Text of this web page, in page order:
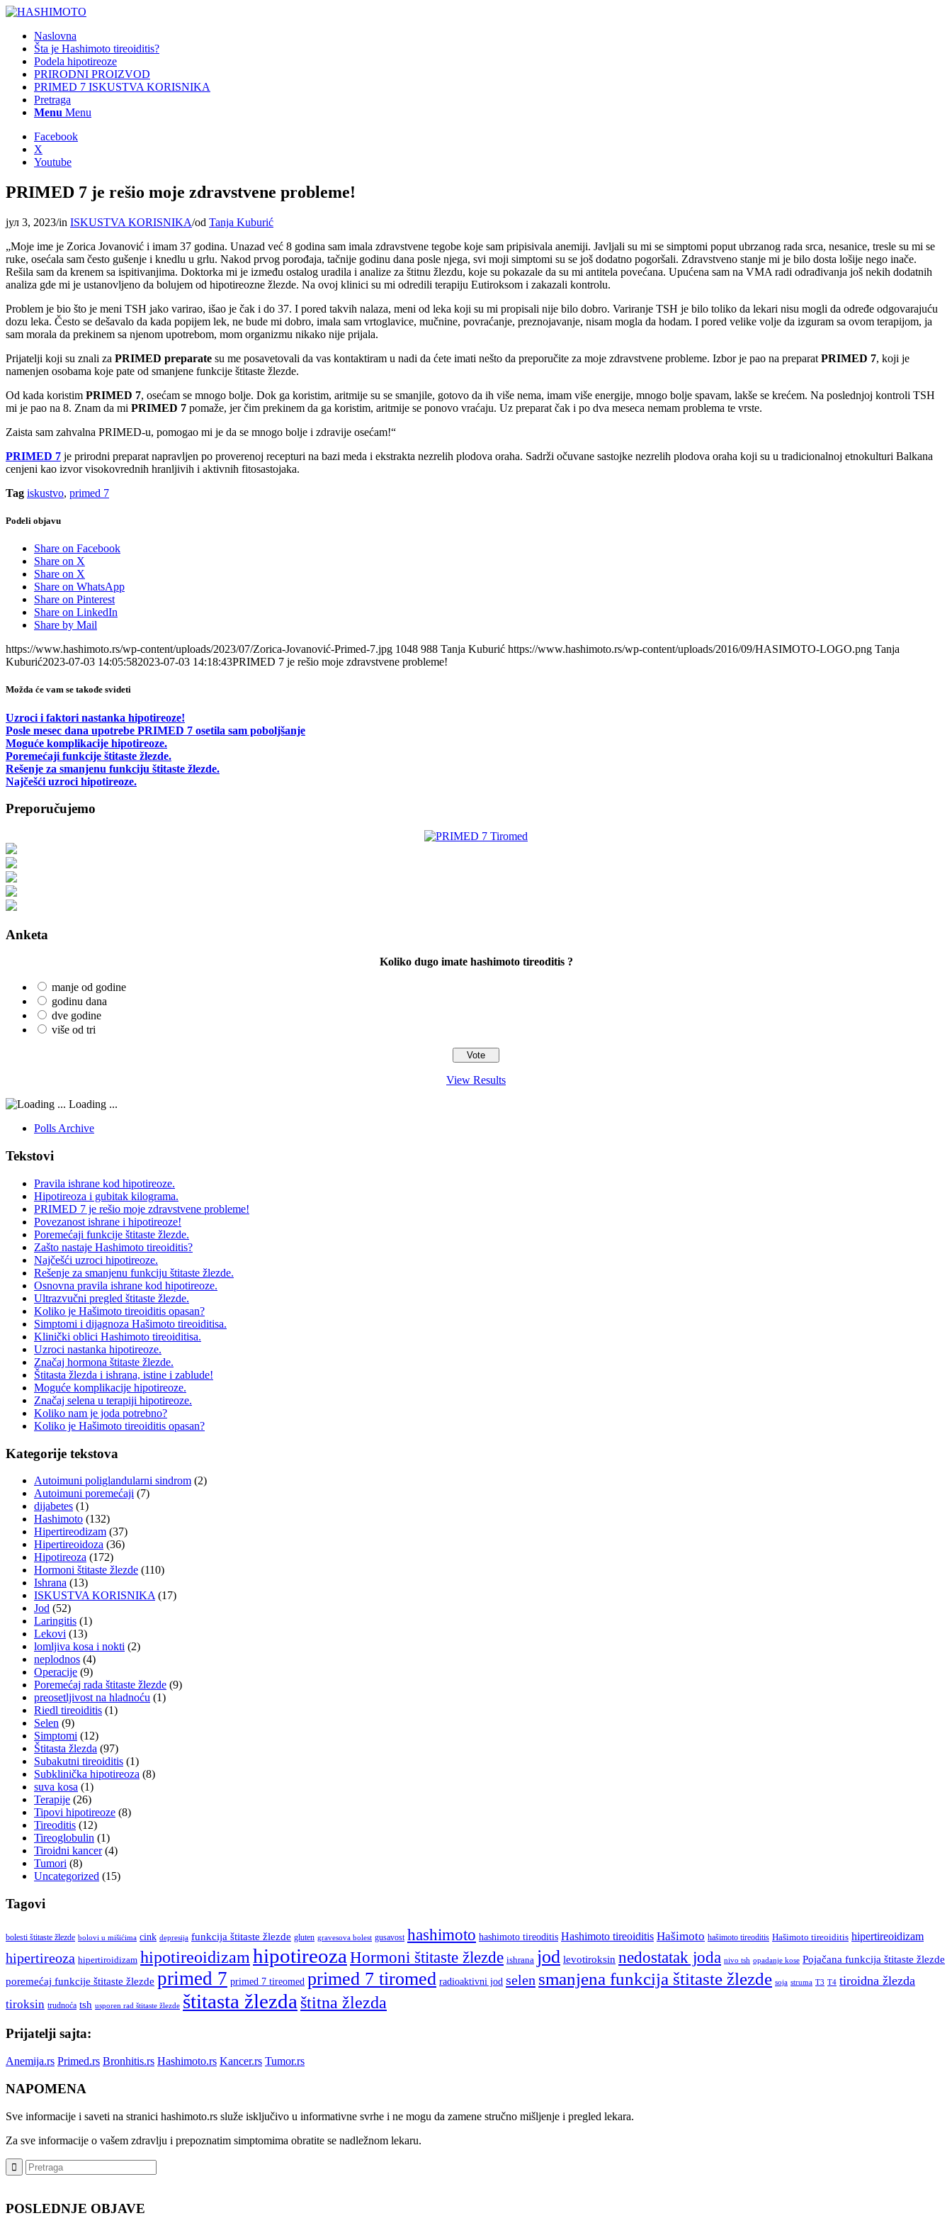
Naslovna
Šta je Hashimoto tireoiditis?
Podela hipotireoze
PRIRODNI PROIZVOD
PRIMED 7 ISKUSTVA KORISNIKA
Pretraga
Menu Menu
Facebook
X
Youtube
PRIMED 7 je rešio moje zdravstvene probleme!
јул 3, 2023/in ISKUSTVA KORISNIKA/od Tanja Kuburić
„Moje ime je Zorica Jovanović i imam 37 godina. Unazad već 8 godina sam imala zdravstvene tegobe koje sam pripisivala anemiji. Javljali su mi se simptomi poput ubrzanog rada srca, nesanice, tresle su mi se
ruke, osećala sam često gušenje i knedlu u grlu. Nakod prvog porođaja, tačnije godinu dana posle njega, svi moji simptomi su se još dodatno pogoršali. Zdravstveno stanje mi je bilo dosta lošije nego inače.
Rešila sam da krenem sa ispitivanjima. Doktorka mi je između ostalog uradila i analize za štitnu žlezdu, koje su pokazale da su mi antitela povećana. Upućena sam na VMA radi odrađivanja još nekih dodatnih
analiza gde mi je ustanovljeno da bolujem od hipotireozne žlezde. Na ovoj klinici su mi odredili terapiju Eutiroksom i zakazali kontrolu.
Problem je bio što je meni TSH jako varirao, išao je čak i do 37. I pored takvih nalaza, meni od leka koji su mi propisali nije bilo dobro. Variranje TSH je bilo toliko da lekari nisu mogli da određe odgovarajuću
dozu leka. Često se dešavalo da kada popijem lek, ne bude mi dobro, imala sam vrtoglavice, mučnine, povraćanje, preznojavanje, nisam mogla da hodam. I pored velike volje da izguram sa ovom terapijom, ja
sam morala da prekinem sa njenom upotrebom, mom organizmu nikako nije prijala.
Prijatelji koji su znali za PRIMED preparate su me posavetovali da vas kontaktiram u nadi da ćete imati nešto da preporučite za moje zdravstvene probleme. Izbor je pao na preparat PRIMED 7, koji je
namenjen osobama koje pate od smanjene funkcije štitaste žlezde.
Od kada koristim PRIMED 7, osećam se mnogo bolje. Dok ga koristim, aritmije su se smanjile, gotovo da ih više nema, imam više energije, mnogo bolje spavam, lakše se krećem. Na poslednjoj kontroli TSH
mi je pao na 8. Znam da mi PRIMED 7 pomaže, jer čim prekinem da ga koristim, aritmije se ponovo vraćaju. Uz preparat čak i po dva meseca nemam problema te vrste.
Zaista sam zahvalna PRIMED-u, pomogao mi je da se mnogo bolje i zdravije osećam!“
PRIMED 7 je prirodni preparat napravljen po proverenoj recepturi na bazi meda i ekstrakta nezrelih plodova oraha. Sadrži očuvane sastojke nezrelih plodova oraha koji su u tradicionalnoj etnokulturi Balkana
cenjeni kao izvor visokovrednih hranljivih i aktivnih fitosastojaka.
Tag iskustvo, primed 7
Podeli objavu
Share on Facebook
Share on X
Share on X
Share on WhatsApp
Share on Pinterest
Share on LinkedIn
Share by Mail
https://www.hashimoto.rs/wp-content/uploads/2023/07/Zorica-Jovanović-Primed-7.jpg 1048 988 Tanja Kuburić https://www.hashimoto.rs/wp-content/uploads/2016/09/HASIMOTO-LOGO.png Tanja
Kuburić2023-07-03 14:05:582023-07-03 14:18:43PRIMED 7 je rešio moje zdravstvene probleme!
Možda će vam se takođe svideti
Uzroci i faktori nastanka hipotireoze!
Posle mesec dana upotrebe PRIMED 7 osetila sam poboljšanje
Moguće komplikacije hipotireoze.
Poremećaji funkcije štitaste žlezde.
Rešenje za smanjenu funkciju štitaste žlezde.
Najčešći uzroci hipotireoze.
Preporučujemo
Anketa
Koliko dugo imate hashimoto tireoditis ?
manje od godine
godinu dana
dve godine
više od tri
View Results
Loading ...
Polls Archive
Tekstovi
Pravila ishrane kod hipotireoze.
Hipotireoza i gubitak kilograma.
PRIMED 7 je rešio moje zdravstvene probleme!
Povezanost ishrane i hipotireoze!
Poremećaji funkcije štitaste žlezde.
Zašto nastaje Hashimoto tireoiditis?
Najčešći uzroci hipotireoze.
Rešenje za smanjenu funkciju štitaste žlezde.
Osnovna pravila ishrane kod hipotireoze.
Ultrazvučni pregled štitaste žlezde.
Koliko je Hašimoto tireoiditis opasan?
Simptomi i dijagnoza Hašimoto tireoiditisa.
Klinički oblici Hashimoto tireoiditisa.
Uzroci nastanka hipotireoze.
Značaj hormona štitaste žlezde.
Štitasta žlezda i ishrana, istine i zablude!
Moguće komplikacije hipotireoze.
Značaj selena u terapiji hipotireoze.
Koliko nam je joda potrebno?
Koliko je Hašimoto tireoiditis opasan?
Kategorije tekstova
Autoimuni poliglandularni sindrom (2)
Autoimuni poremećaji (7)
dijabetes (1)
Hashimoto (132)
Hipertireodizam (37)
Hipertireoidoza (36)
Hipotireoza (172)
Hormoni štitaste žlezde (110)
Ishrana (13)
ISKUSTVA KORISNIKA (17)
Jod (52)
Laringitis (1)
Lekovi (13)
lomljiva kosa i nokti (2)
neplodnos (4)
Operacije (9)
Poremećaj rada štitaste žlezde (9)
preosetljivost na hladnoću (1)
Riedl tireoiditis (1)
Selen (9)
Simptomi (12)
Štitasta žlezda (97)
Subakutni tireoiditis (1)
Subklinička hipotireoza (8)
suva kosa (1)
Terapije (26)
Tipovi hipotireoze (8)
Tireoditis (12)
Tireoglobulin (1)
Tiroidni kancer(4)
Tumori (8)
Uncategorized (15)
Tagovi
bolesti štitaste žlezde bolovi u mišićima cink depresija funkcija štitaste žlezde gluten gravesova bolest gusavost hashimoto hashimoto tireoditis Hashimoto tireoiditis Hašimoto hašimoto tireoditis Hašimoto tireoiditis hipertireoidizam
hipertireoza hipertiroidizam hipotireoidizam hipotireoza Hormoni štitaste žlezde ishrana jod levotiroksin nedostatak joda nivo tsh opadanje kose Pojačana funkcija štitaste žlezde
poremećaj funkcije štitaste žlezde primed 7 primed 7 tireomed primed 7 tiromed radioaktivni jod selen smanjena funkcija štitaste žlezde soja struma T3 T4 tiroidna žlezda
tiroksin trudnoća tsh usporen rad štitaste žlezde štitasta žlezda štitna žlezda
Prijatelji sajta:
Anemija.rs Primed.rs Bronhitis.rs Hashimoto.rs Kancer.rs Tumor.rs
NAPOMENA
Sve informacije i saveti na stranici hashimoto.rs služe isključivo u informativne svrhe i ne mogu da zamene stručno mišljenje i pregled lekara.
Za sve informacije o vašem zdravlju i prepoznatim simptomima obratite se nadležnom lekaru.
POSLEDNJE OBJAVE